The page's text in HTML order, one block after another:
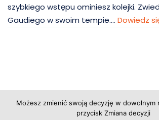
szybkiego wstępu ominiesz kolejki.
Gaudiego w swoim tempie.… Dowiedz
Copyright © 2026 Grupa Probiz,
Możesz zmienić swoją decyzję w dowolnym
przycisk Zmiana decyzji